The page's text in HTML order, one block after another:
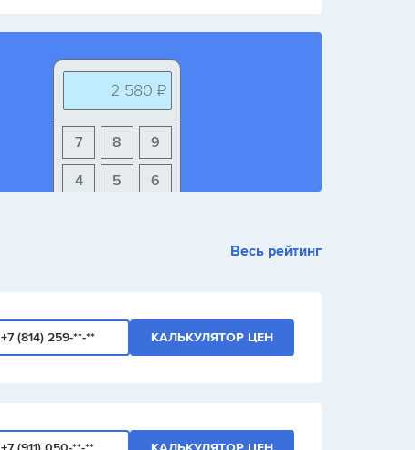
2 580 ₽
9
8
7
6
5
4
Весь рейтинг
+7 (814) 259-**-** КАЛЬКУЛЯТОР ЦЕН